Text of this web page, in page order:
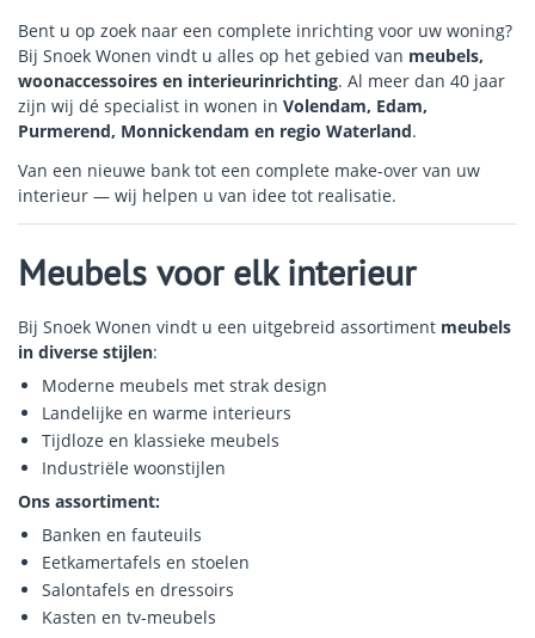
Bent u op zoek naar een complete inrichting voor uw woning?
Bij Snoek Wonen vindt u alles op het gebied van meubels,
woonaccessoires en interieurinrichting. Al meer dan 40 jaar
zijn wij dé specialist in wonen in Volendam, Edam,
Purmerend, Monnickendam en regio Waterland.
Van een nieuwe bank tot een complete make-over van uw
interieur — wij helpen u van idee tot realisatie.
Meubels voor elk interieur
Bij Snoek Wonen vindt u een uitgebreid assortiment meubels
in diverse stijlen:
Moderne meubels met strak design
Landelijke en warme interieurs
Tijdloze en klassieke meubels
Industriële woonstijlen
Ons assortiment:
Banken en fauteuils
Eetkamertafels en stoelen
Salontafels en dressoirs
Kasten en tv-meubels